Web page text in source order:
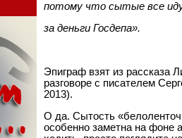
потому что сытые все
за деньги Госдепа».
Эпиграф взят из рассказа
разговоре с писателем
2013).
О да. Сытость
особенно заметна на фоне